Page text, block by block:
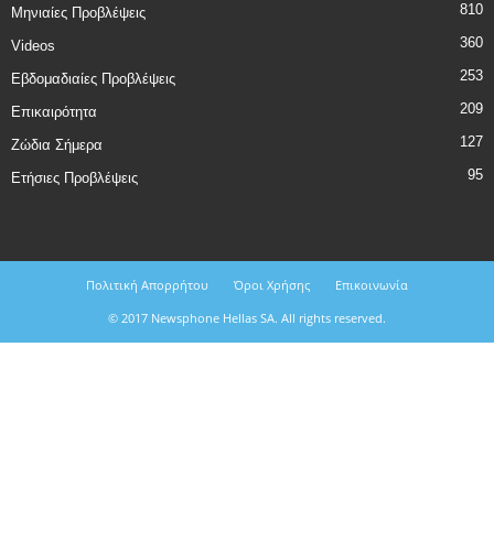
Μηνιαίες Προβλέψεις 810
Videos 360
Εβδομαδιαίες Προβλέψεις 253
Επικαιρότητα 209
Ζώδια Σήμερα 127
Ετήσιες Προβλέψεις 95
Πολιτική Απορρήτου Όροι Χρήσης
Επικοινωνία
© 2017 Newsphone Hellas SA. All rights reserved.